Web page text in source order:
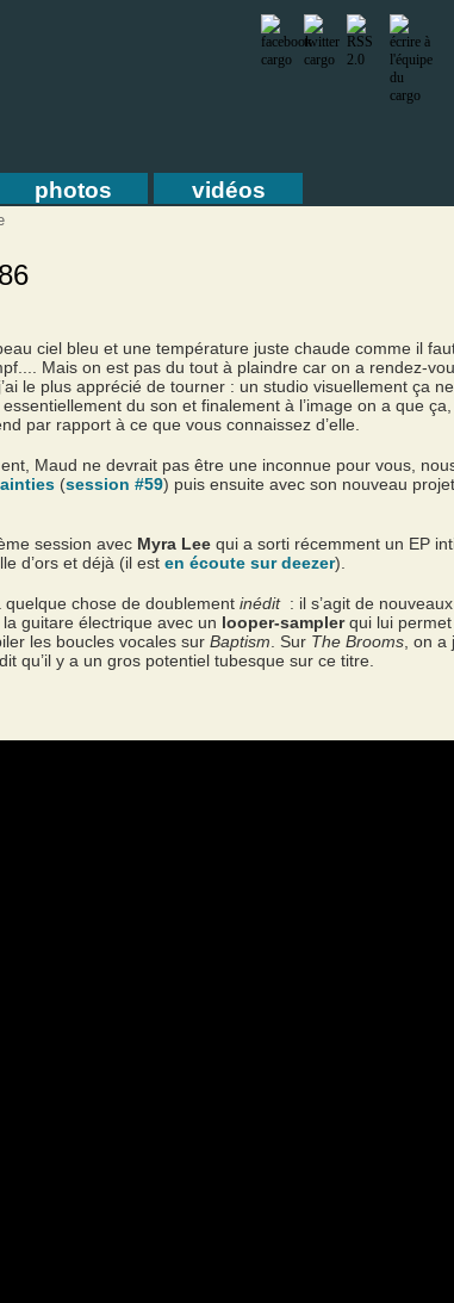
photos vidéos
ciel bleu et une température juste chaude comme il
Mais on est pas du tout à plaindre car on a rendez-
le plus apprécié de tourner : un studio visuellement ça
du son et finalement à l’image on a que
par rapport à ce que vous connaissez d’elle.
Maud ne devrait pas être une inconnue pour vous,
(session #59) puis ensuite avec son nouveau projet,
session avec Myra Lee qui a sorti récemment un EP
d’ors et déjà (il est en écoute sur deezer).
quelque chose de doublement inédit : il s’agit de
guitare électrique avec un looper-samplerqui lui permet
les boucles vocales sur Baptism . Sur The Brooms , on
qu’il y a un gros potentiel tubesque sur ce titre.